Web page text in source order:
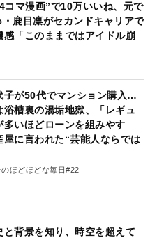
マ漫画”で10万いいね、元で
鹿目凛がセカンドキャリアで
感「このままではアイドル崩
子が50代でマンション購入…
浴槽裏の湯垢地獄、「レギュ
多いほどローンを組みやす
屋に言われた“芸能人ならでは
ほどほどな毎日#22
と背景を知り、時空を超えて